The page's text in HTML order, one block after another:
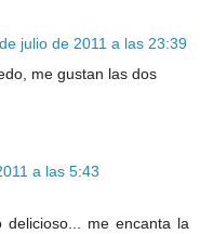
julio de 2011 a las 23:39
me gustan las dos
a las 5:43
me encanta la